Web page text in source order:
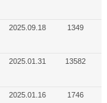
2025.09.18 1349
2025.01.31 13582
2025.01.16 1746